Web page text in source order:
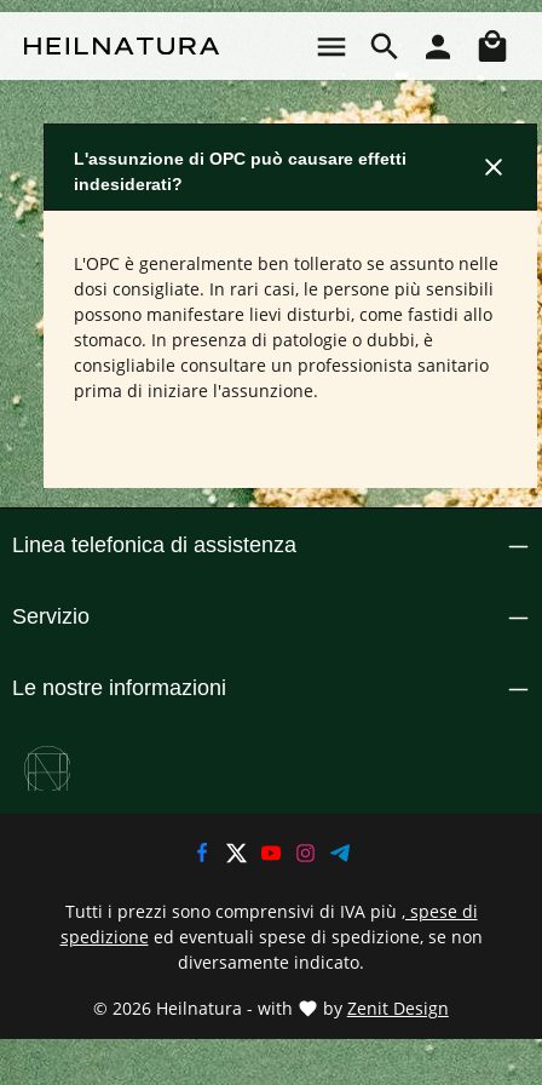
Il
L'assunzione di OPC può causare effetti
indesiderati?
L'OPC è generalmente ben tollerato se assunto nelle
dosi consigliate. In rari casi, le persone più sensibili
possono manifestare lievi disturbi, come fastidi allo
stomaco. In presenza di patologie o dubbi, è
consigliabile consultare un professionista sanitario
prima di iniziare l'assunzione.
Linea telefonica di assistenza
Servizio
Le nostre informazioni
© 2026 Heilnatura - with by Zenit Design
Tutti i prezzi sono comprensivi di IVA più , spese di
spedizioneed eventuali spese di spedizione, se non
diversamente indicato.